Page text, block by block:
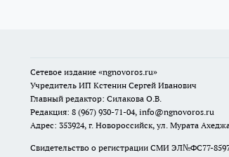
Сетевое издание «ngnovoros.ru»
Учредитель ИП Кстенин Сергей Иванович
Главный редактор: Силакова О.В.
Редакция: 8 (967) 930-71-04, info@ngnovoros.ru
Адрес: 353924, г. Новороссийск, ул. Мурата
Свидетельство о регистрации СМИ ЭЛ№ФС77-